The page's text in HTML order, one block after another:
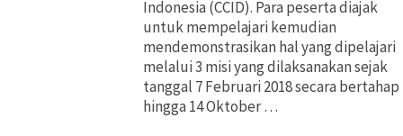
Indonesia (CCID). Para peserta diajak
untuk mempelajari kemudian
mendemonstrasikan hal yang dipelajari
melalui 3 misi yang dilaksanakan sejak
tanggal 7 Februari 2018 secara bertahap
hingga 14 Oktober …